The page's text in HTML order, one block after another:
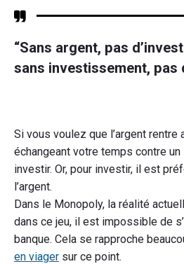
“Sans argent, pas
sans investissement, pas
Si vous voulez que l’argent rentre
échangeant votre temps contre
investir. Or, pour investir, il est
l’argent.
Dans le Monopoly, la réalité
dans ce jeu, il est impossible de
banque. Cela se rapproche
en viager sur ce point.